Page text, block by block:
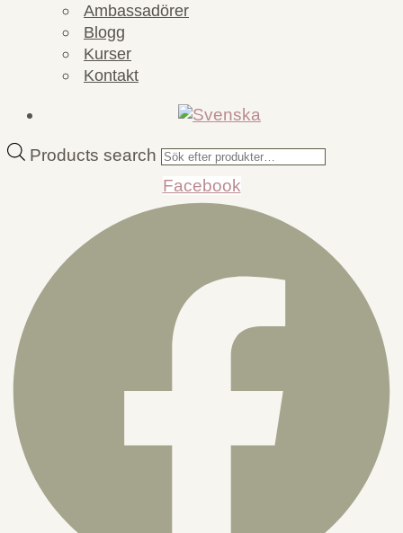
Ambassadörer
Blogg
Kurser
Kontakt
Products search
Facebook